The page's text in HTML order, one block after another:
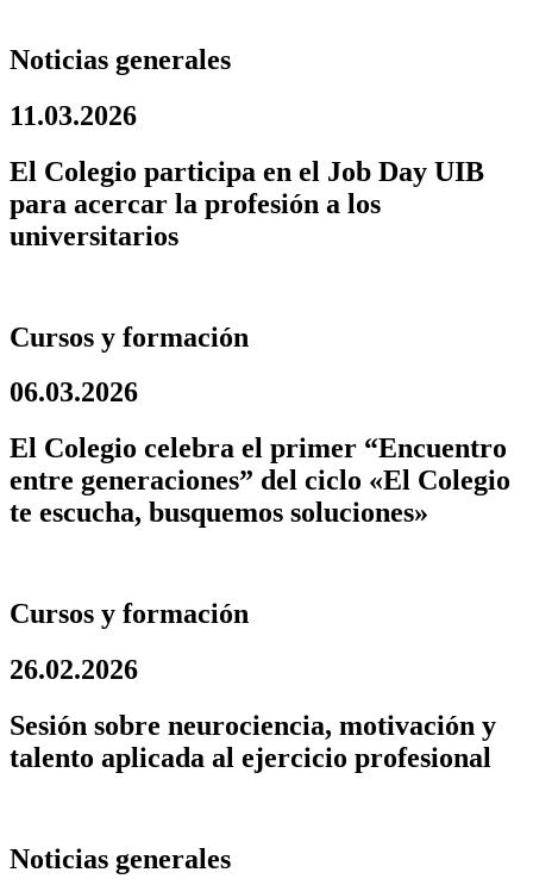
Noticias generales
11.03.2026
El Colegio participa en el Job Day UIB
para acercar la profesión a los
universitarios
Cursos y formación
06.03.2026
El Colegio celebra el primer “Encuentro
entre generaciones” del ciclo «El Colegio
te escucha, busquemos soluciones»
Cursos y formación
26.02.2026
Sesión sobre neurociencia, motivación y
talento aplicada al ejercicio profesional
Noticias generales